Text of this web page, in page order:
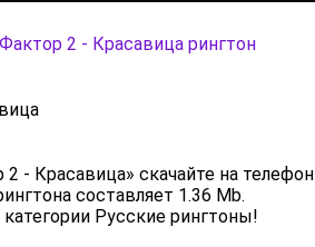
2 - Красавица рингтон
- Красавица» скачайте на телефон
составляет 1.36 Mb.
Русские рингтоны!